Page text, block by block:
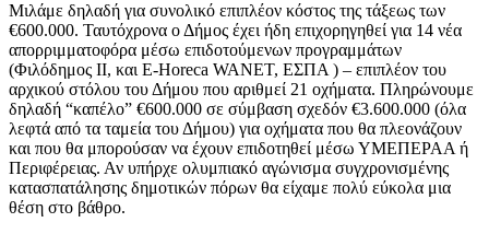
Μιλάμε δηλαδή για συνολικό επιπλέον κόστος της τάξεως των
€600.000. Ταυτόχρονα ο Δήμος έχει ήδη επιχορηγηθεί για 14 νέα
απορριμματοφόρα μέσω επιδοτούμενων προγραμμάτων
(Φιλόδημος ΙΙ, και E-Horeca WANET, ΕΣΠΑ ) – επιπλέον του
αρχικού στόλου του Δήμου που αριθμεί 21 οχήματα. Πληρώνουμε
δηλαδή “καπέλο” €600.000 σε σύμβαση σχεδόν €3.600.000 (όλα
λεφτά από τα ταμεία του Δήμου) για οχήματα που θα πλεονάζουν
και που θα μπορούσαν να έχουν επιδοτηθεί μέσω ΥΜΕΠΕΡΑΑ ή
Περιφέρειας. Αν υπήρχε ολυμπιακό αγώνισμα συγχρονισμένης
κατασπατάλησης δημοτικών πόρων θα είχαμε πολύ εύκολα μια
θέση στο βάθρο.